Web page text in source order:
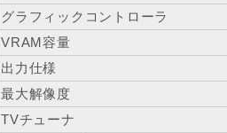
グラフィックコントローラ
VRAM容量
出力仕様
最大解像度
TVチューナ